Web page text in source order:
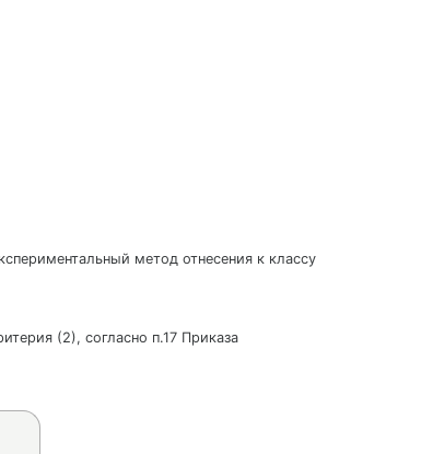
метод отнесения к классу
(2), согласно п.17 Приказа